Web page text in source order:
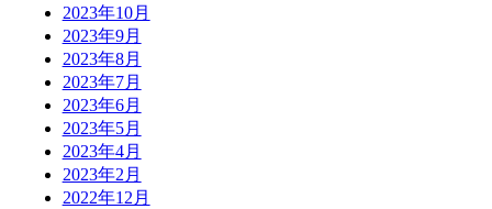
2023年10月
2023年9月
2023年8月
2023年7月
2023年6月
2023年5月
2023年4月
2023年2月
2022年12月